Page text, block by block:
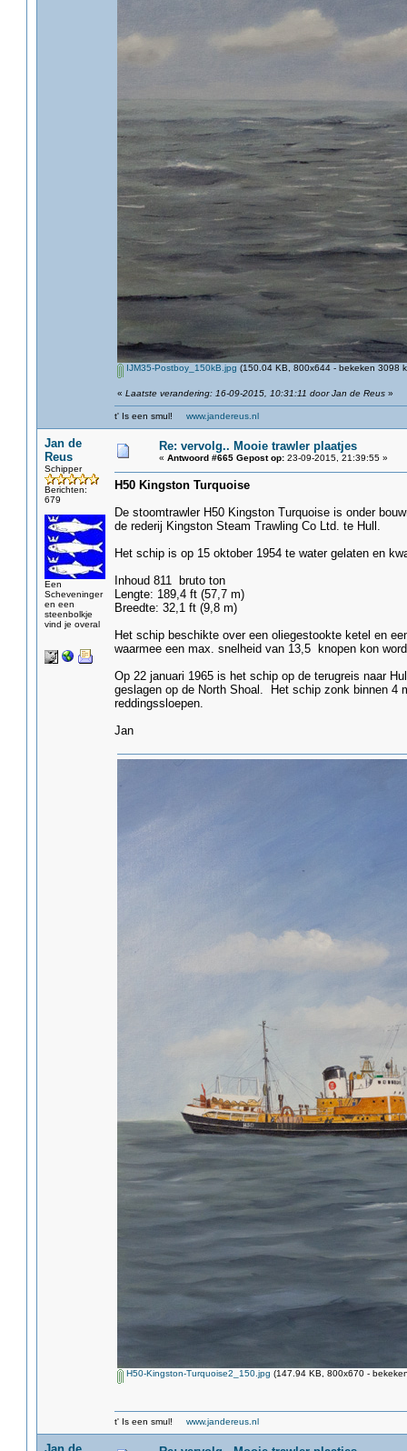
IJM35-Postboy_150kB.jpg (150.04 KB, 800x644 - bekeken 3098
« Laatste verandering: 16-09-2015, 10:31:11 door Jan de Reus»
t' Is een smul! www.jandereus.nl
Jan de
Reus
Schipper
Berichten:
679
Een
Scheveninger
en een
steenbolkje
vind je overal
Re: vervolg.. Mooie trawler plaatjes
« Antwoord #665 Gepost op:23-09-2015, 21:39:55 »
H50 Kingston Turquoise
De stoomtrawler H50 Kingston Turquoise is onder
de rederij Kingston Steam Trawling Co Ltd. te Hull.
Het schip is op 15 oktober 1954 te water gelaten en
Inhoud 811 bruto ton
Lengte: 189,4 ft (57,7 m)
Breedte: 32,1 ft (9,8 m)
Het schip beschikte over een oliegestookte ketel en
waarmee een max. snelheid van 13,5 knopen kon
Op 22 januari 1965 is het schip op de terugreis naar
geslagen op de North Shoal. Het schip zonk binnen 4
reddingssloepen.
Jan
H50-Kingston-Turquoise2_150.jpg (147.94 KB, 800x670 -
t' Is een smul! www.jandereus.nl